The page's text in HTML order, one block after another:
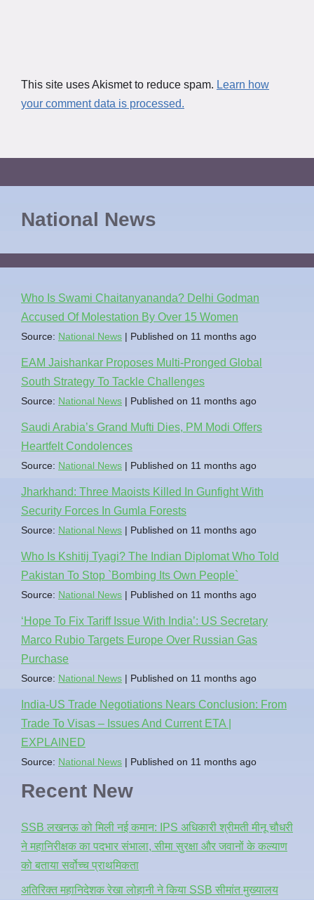
This site uses Akismet to reduce spam. Learn how
your comment data is processed.
National News
Who Is Swami Chaitanyananda? Delhi Godman
Accused Of Molestation By Over 15 Women
Source: National News Published on 11 months ago
EAM Jaishankar Proposes Multi-Pronged Global
South Strategy To Tackle Challenges
Source: National News Published on 11 months ago
Saudi Arabia’s Grand Mufti Dies, PM Modi Offers
Heartfelt Condolences
Source: National News Published on 11 months ago
Jharkhand: Three Maoists Killed In Gunfight With
Security Forces In Gumla Forests
Source: National News Published on 11 months ago
Who Is Kshitij Tyagi? The Indian Diplomat Who Told
Pakistan To Stop `Bombing Its Own People`
Source: National News Published on 11 months ago
‘Hope To Fix Tariff Issue With India’: US Secretary
Marco Rubio Targets Europe Over Russian Gas
Purchase
Source: National News Published on 11 months ago
India-US Trade Negotiations Nears Conclusion: From
Trade To Visas – Issues And Current ETA |
EXPLAINED
Source: National News Published on 11 months ago
Recent New
SSB लखनऊ को मिली नई कमान: IPS अधिकारी श्रीमती मीनू चौधरी
ने महानिरीक्षक का पदभार संभाला, सीमा सुरक्षा और जवानों के कल्याण
को बताया सर्वोच्च प्राथमिकता
अतिरिक्त महानिदेशक रेखा लोहानी ने किया SSB सीमांत मुख्यालय